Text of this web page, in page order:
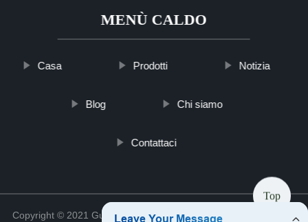
MENÙ CALDO
Casa Prodotti Notizia
Blog Chi siamo
Contattaci
Copyright © 2021 Guizhou stickersncraft Crafts Co., Ltd. Sitemap
Top